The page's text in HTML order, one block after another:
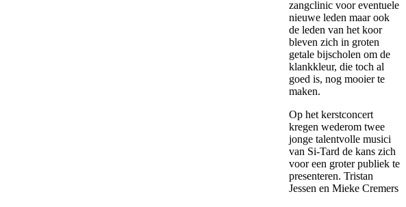
zangclinic voor eventuele
nieuwe leden maar ook
de leden van het koor
bleven zich in groten
getale bijscholen om de
klankkleur, die toch al
goed is, nog mooier te
maken.
Op het kerstconcert
kregen wederom twee
jonge talentvolle musici
van Si-Tard de kans zich
voor een groter publiek te
presenteren. Tristan
Jessen en Mieke Cremers